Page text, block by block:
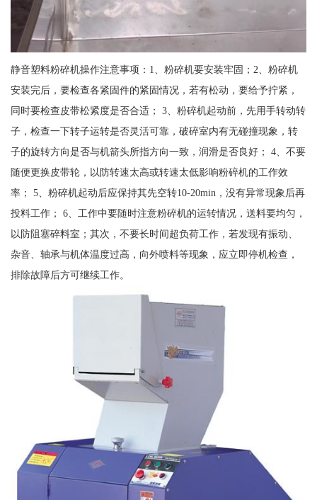
静音塑料粉碎机操作注意事项：1、粉碎机要安装牢固；2、粉碎机
安装完后，要检查各紧固件的紧固情况，若有松动，要给予拧紧，
同时要检查皮带松紧度是否合适； 3、粉碎机起动前，先用手转动转
子，检查一下转子运转是否灵活可靠，破碎室内有无碰撞现象，转
子的旋转方向是否与机箭头所指方向一致，润滑是否良好； 4、不要
随便更换皮带轮，以防转速太高或转速太低影响粉碎机的工作效
率； 5、粉碎机起动后应保持其先空转10-20min，没有异常现象后再
投料工作； 6、工作中要随时注意粉碎机的运转情况，送料要均匀，
以防阻塞碎料室；其次，不要长时间超负荷工作，若发现有振动、
杂音、轴承与机体温度过高，向外喷料等现象，应立即停机检查，
排除故障后方可继续工作。